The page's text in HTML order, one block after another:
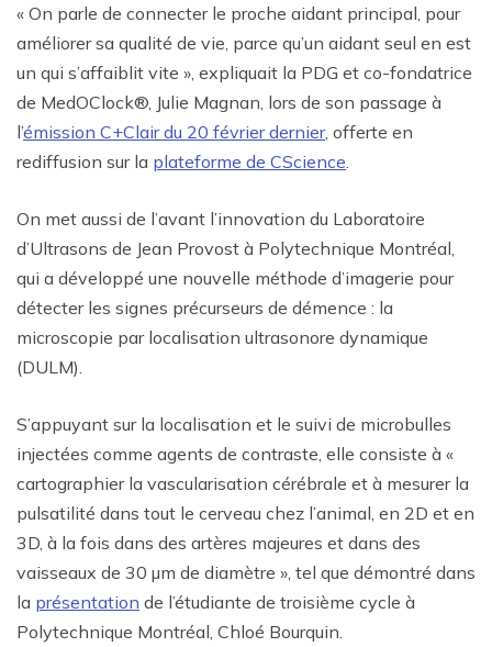
« On parle de connecter le proche aidant principal, pour
améliorer sa qualité de vie, parce qu’un aidant seul en est
un qui s’affaiblit vite », expliquait la PDG et co-fondatrice
de MedOClock®, Julie Magnan, lors de son passage à
l’émission C+Clair du 20 février dernier, offerte en
rediffusion sur la plateforme de CScience
On met aussi de l’avant l’innovation du Laboratoire
d’Ultrasons de Jean Provost à Polytechnique Montréal,
qui a développé une nouvelle méthode d’imagerie pour
détecter les signes précurseurs de démence : la
microscopie par localisation ultrasonore dynamique
(DULM).
S’appuyant sur la localisation et le suivi de microbulles
injectées comme agents de contraste, elle consiste à «
cartographier la vascularisation cérébrale et à mesurer la
pulsatilité dans tout le cerveau chez l’animal, en 2D et en
3D, à la fois dans des artères majeures et dans des
vaisseaux de 30 µm de diamètre », tel que démontré dans
la présentation de l’étudiante de troisième cycle à
Polytechnique Montréal, Chloé Bourquin.